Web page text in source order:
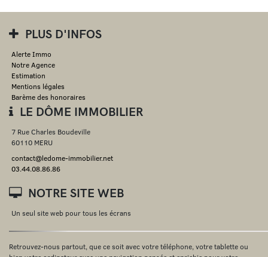
PLUS D'INFOS
Alerte Immo
Notre Agence
Estimation
Mentions légales
Barème des honoraires
LE DÔME IMMOBILIER
7 Rue Charles Boudeville
60110 MERU
contact@ledome-immobilier.net
03.44.08.86.86
NOTRE SITE WEB
Un seul site web pour tous les écrans
Retrouvez-nous partout, que ce soit avec votre téléphone, votre tablette ou